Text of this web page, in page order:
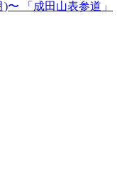
〜 「成田山表参道」